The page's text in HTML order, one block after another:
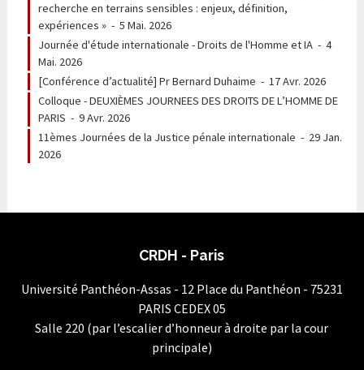
recherche en terrains sensibles : enjeux, définition,
expériences »- 5 Mai. 2026
Journée d'étude internationale - Droits de l'Homme et IA- 4
Mai. 2026
[Conférence d’actualité] Pr Bernard Duhaime - 17 Avr. 2026
Colloque - DEUXIÈMES JOURNEES DES DROITS DE L’HOMME DE
PARIS - 9 Avr. 2026
11èmes Journées de la Justice pénale internationale - 29 Jan.
2026
CRDH - Paris
Université Panthéon-Assas - 12 Place du Panthéon - 75231
PARIS CEDEX 05
Salle 220 (par l’escalier d’honneur à droite par la cour
principale)